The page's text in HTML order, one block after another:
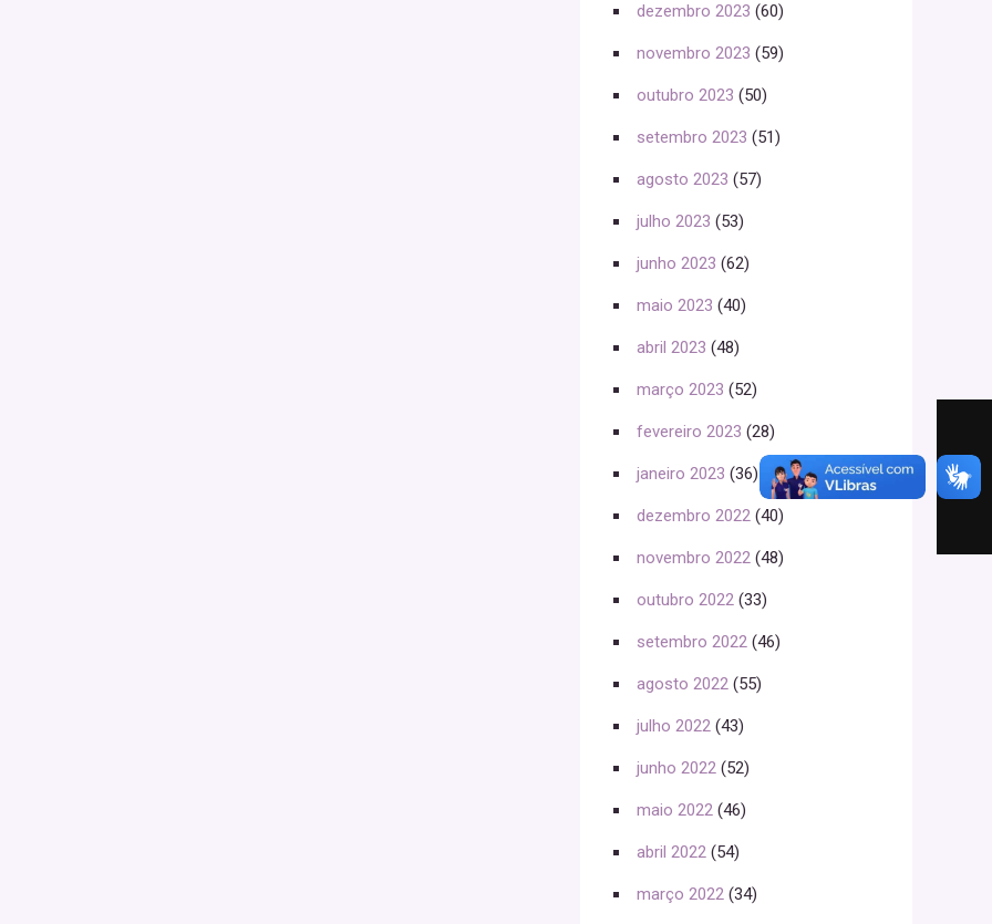
dezembro 2023 (60)
novembro 2023 (59)
outubro 2023 (50)
setembro 2023 (51)
agosto 2023 (57)
julho 2023 (53)
junho 2023 (62)
maio 2023 (40)
abril 2023 (48)
março 2023 (52)
fevereiro 2023 (28)
janeiro 2023 (36)
dezembro 2022 (40)
novembro 2022 (48)
outubro 2022 (33)
setembro 2022 (46)
agosto 2022 (55)
julho 2022 (43)
junho 2022 (52)
maio 2022 (46)
abril 2022 (54)
março 2022 (34)